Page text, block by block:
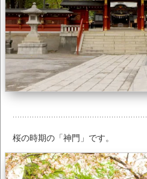
桜の時期の「神門」です。